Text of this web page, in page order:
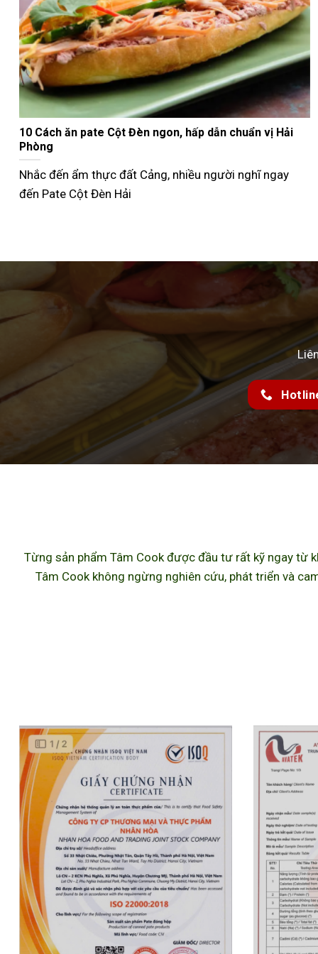
Nướng bánh mì que bằng nồi chiên không dầu giòn
ngon như ngoài tiệm
Không phải ai cũng biết cách nướng bánh mì que bằng
nồi chiên không dầu
Từng sản phẩm Tâm Cook được đầu tư rất kỹ ngay từ
Tâm Cook không ngừng nghiên cứu, phát triển và